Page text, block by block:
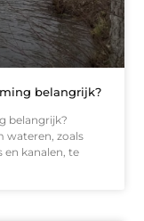
belangrijk?
belangrijk?
wateren, zoals
en kanalen, te